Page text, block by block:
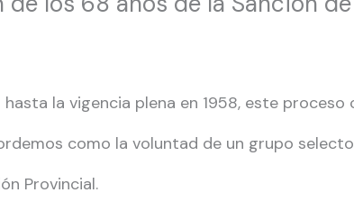
hasta la vigencia plena en 1958, este
como la voluntad de un grupo
Provincial.